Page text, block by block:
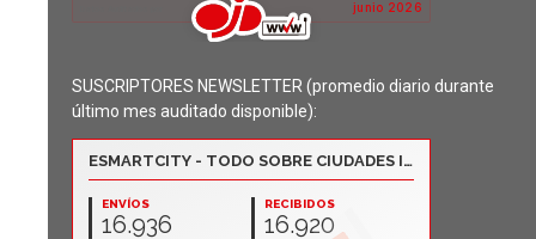
SUSCRIPTORES NEWSLETTER (promedio diario durante
último mes auditado disponible):